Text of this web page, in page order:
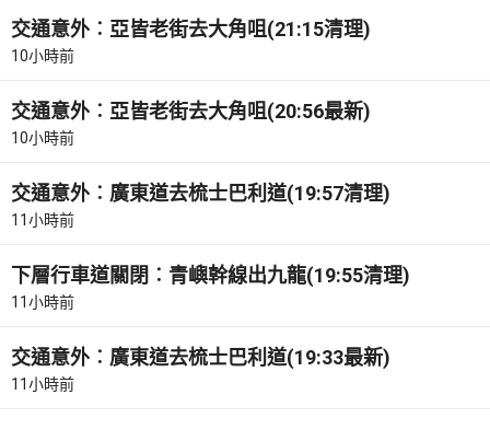
交通意外︰亞皆老街去大角咀(21:15清理)
10小時前
交通意外︰亞皆老街去大角咀(20:56最新)
10小時前
交通意外︰廣東道去梳士巴利道(19:57清理)
11小時前
下層行車道關閉︰青嶼幹線出九龍(19:55清理)
11小時前
交通意外︰廣東道去梳士巴利道(19:33最新)
11小時前